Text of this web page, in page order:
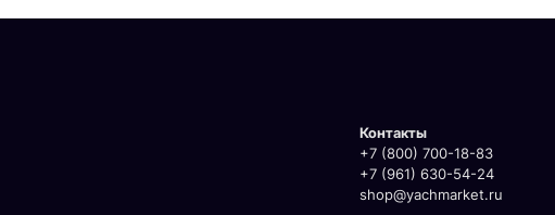
Контакты
+7 (800) 700-18-83
+7 (961) 630-54-24
shop@yachmarket.ru